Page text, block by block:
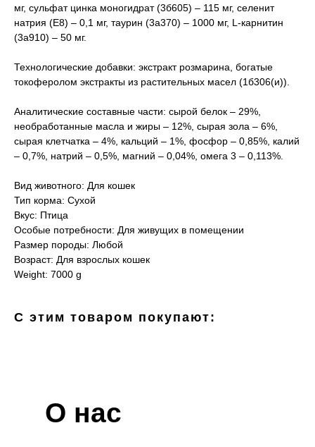
мг, сульфат цинка моногидрат (3б605) – 115 мг, селенит
натрия (E8) – 0,1 мг, таурин (3a370) – 1000 мг, L-карнитин
(3a910) – 50 мг.
Технологические добавки: экстракт розмарина, богатые
токоферолом экстракты из растительных масел (1б306(и)).
Аналитические составные части: сырой белок – 29%,
необработанные масла и жиры – 12%, сырая зола – 6%,
сырая клетчатка – 4%, кальций – 1%, фосфор – 0,85%, калий
– 0,7%, натрий – 0,5%, магний – 0,04%, омега 3 – 0,113%.
Вид животного: Для кошек
Тип корма: Сухой
Вкус: Птица
Особые потребности: Для живущих в помещении
Размер породы: Любой
Возраст: Для взрослых кошек
Weight: 7000 g
С этим товаром покупают:
О нас